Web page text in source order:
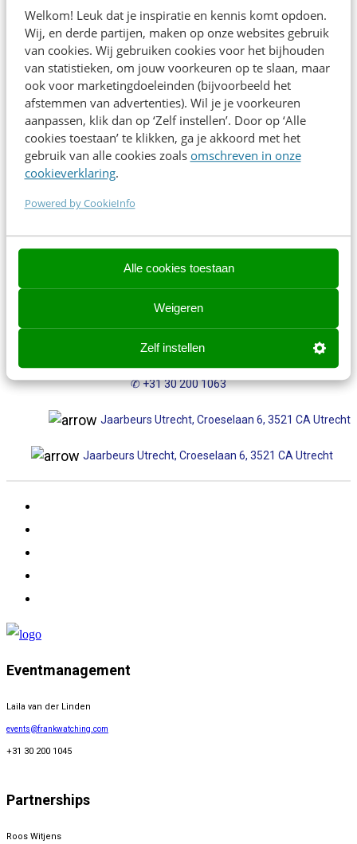
Welkom! Leuk dat je inspiratie en kennis komt opdoen.
Wij, en derde partijen, maken op onze websites gebruik
van cookies. Wij gebruiken cookies voor het bijhouden
van statistieken, om jouw voorkeuren op te slaan, maar
ook voor marketingdoeleinden (bijvoorbeeld het
afstemmen van advertenties). Wil je je voorkeuren
aanpassen, klik dan op ‘Zelf instellen’. Door op ‘Alle
cookies toestaan’ te klikken, ga je akkoord met het
gebruik van alle cookies zoals omschreven in onze
cookieverklaring.
Powered by CookieInfo
Alle cookies toestaan
Weigeren
Zelf instellen
nieuwe kansen voor de publieke omroep op het gebied
van nieuwe platformen en technologieën. De focus ligt
op het vraagstuk: Hoe blijf je jongeren bereiken in het
snel veranderende medialandschap?
Direct inschrijven
Contact opnemen? We helpen je graag!
Contact opnemen? We helpen je graag!
events@frankwatching.com
events@frankwatching.com
+31 30 200 1045
✆ +31 30 200 1063
Jaarbeurs Utrecht, Croeselaan 6, 3521 CA Utrecht
Jaarbeurs Utrecht, Croeselaan 6, 3521 CA Utrecht
Eventmanagement
Laila van der Linden
events@frankwatching.com
+31 30 200 1045
Partnerships
Roos Witjens